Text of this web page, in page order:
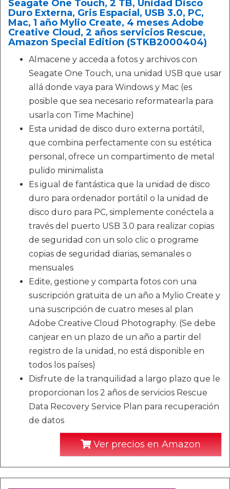
Seagate One Touch, 2 TB, Unidad Disco
Duro Externa, Gris Espacial, USB 3.0, PC,
Mac, 1 año Mylio Create, 4 meses Adobe
Creative Cloud, 2 años servicios Rescue,
Amazon Special Edition (STKB2000404)
Almacene y acceda a fotos y archivos con
Seagate One Touch, una unidad USB que usar
allá donde vaya para Windows y Mac (es
posible que sea necesario reformatearla para
usarla con Time Machine)
Esta unidad de disco duro externa portátil,
que combina perfectamente con su estética
personal, ofrece un compartimento de metal
pulido minimalista
Es igual de fantástica que la unidad de disco
duro para ordenador portátil o la unidad de
disco duro para PC, simplemente conéctela a
través del puerto USB 3.0 para realizar copias
de seguridad con un solo clic o programe
copias de seguridad diarias, semanales o
mensuales
Edite, gestione y comparta fotos con una
suscripción gratuita de un año a Mylio Create y
una suscripción de cuatro meses al plan
Adobe Creative Cloud Photography. (Se debe
canjear en un plazo de un año a partir del
registro de la unidad, no está disponible en
todos los países)
Disfrute de la tranquilidad a largo plazo que le
proporcionan los 2 años de servicios Rescue
Data Recovery Service Plan para recuperación
de datos
Ver precios en Amazon